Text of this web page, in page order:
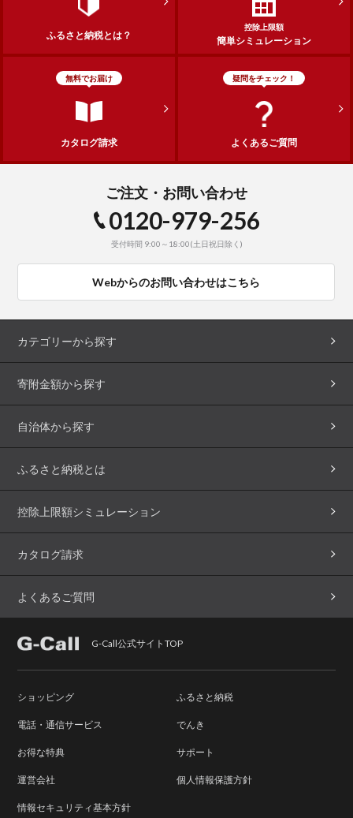
ふるさと納税とは？
控除上限額
簡単シミュレーション
無料でお届け
カタログ請求
疑問をチェック！
よくあるご質問
ご注文・お問い合わせ
0120-979-256
受付時間 9:00～18:00(土日祝日除く)
Webからのお問い合わせはこちら
カテゴリーから探す
寄附金額から探す
自治体から探す
ふるさと納税とは
控除上限額シミュレーション
カタログ請求
よくあるご質問
G-Call公式サイトTOP
ショッピング ふるさと納税
電話・通信サービス でんき
お得な特典 サポート
運営会社 個人情報保護方針
情報セキュリティ基本方針